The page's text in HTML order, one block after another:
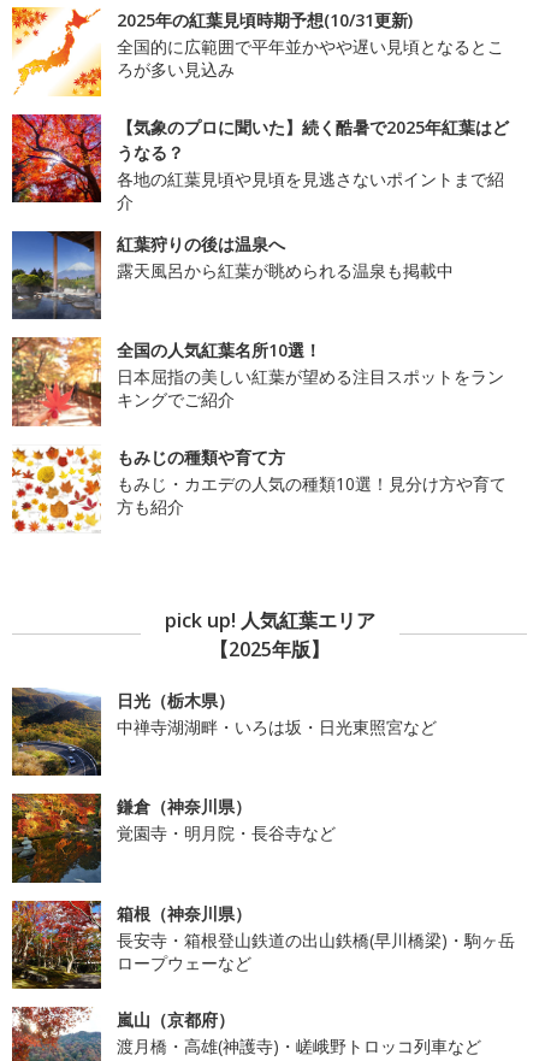
2025年の紅葉見頃時期予想(10/31更新)
全国的に広範囲で平年並かやや遅い見頃となるとこ
ろが多い見込み
【気象のプロに聞いた】続く酷暑で2025年紅葉はど
うなる？
各地の紅葉見頃や見頃を見逃さないポイントまで紹
介
紅葉狩りの後は温泉へ
露天風呂から紅葉が眺められる温泉も掲載中
全国の人気紅葉名所10選！
日本屈指の美しい紅葉が望める注目スポットをラン
キングでご紹介
もみじの種類や育て方
もみじ・カエデの人気の種類10選！見分け方や育て
方も紹介
pick up! 人気紅葉エリア
【2025年版】
日光（栃木県）
中禅寺湖湖畔・いろは坂・日光東照宮など
鎌倉（神奈川県）
覚園寺・明月院・長谷寺など
箱根（神奈川県）
長安寺・箱根登山鉄道の出山鉄橋(早川橋梁)・駒ヶ岳
ロープウェーなど
嵐山（京都府）
渡月橋・高雄(神護寺)・嵯峨野トロッコ列車など